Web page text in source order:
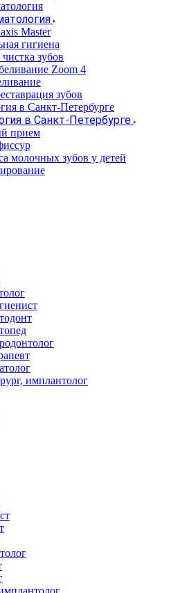
Master
гигиена
чистка зубов
Zoom 4
зубов
в Санкт-Петербурге
прием
молочных зубов у детей
имплантолог